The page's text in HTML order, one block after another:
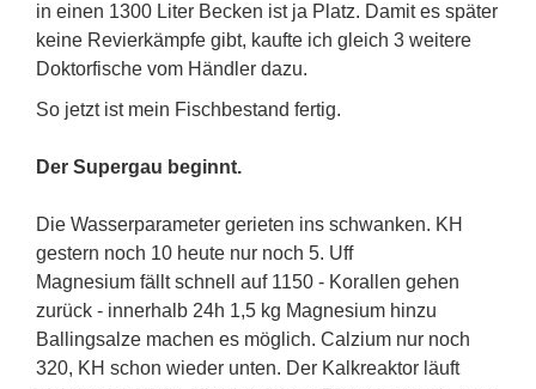
in einen 1300 Liter Becken ist ja Platz. Damit es später
keine Revierkämpfe gibt, kaufte ich gleich 3 weitere
Doktorfische vom Händler dazu.
So jetzt ist mein Fischbestand fertig.
Der Supergau beginnt.
Die Wasserparameter gerieten ins schwanken. KH
gestern noch 10 heute nur noch 5. Uff
Magnesium fällt schnell auf 1150 - Korallen gehen
zurück - innerhalb 24h 1,5 kg Magnesium hinzu
Ballingsalze machen es möglich. Calzium nur noch
320, KH schon wieder unten. Der Kalkreaktor läuft